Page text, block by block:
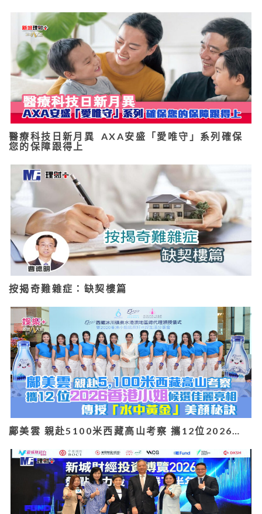
醫療科技日新月異 AXA安盛「愛唯守」系列確保
您的保障跟得上
按揭奇難雜症：缺契樓篇
鄺美雲 親赴5100米西藏高山考察 攜12位2026…